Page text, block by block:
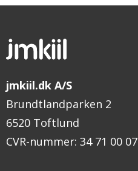
jmkiil.dk A/S
Brundtlandparken 2
6520 Toftlund
CVR-nummer: 34 71 00 07